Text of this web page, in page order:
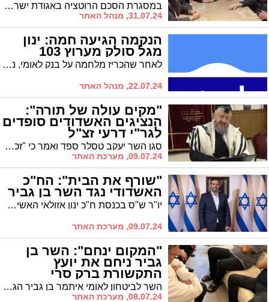
במסגרת הסכם הרוטציה באגודת ישראל שנחשף ב'אשדודס', בימים הקרובים צפוי נציג 'עץ' במועצת העיר ר' יונה שטרנפלד להתפטר לטובת נציג חסידות ויזניץ-מרכז ר' פישל ויזל. גורמים באגו"י ל'אשדודס': "המהלך מצוי כבר בשלב החתימות"
31.07.24, מנהל האתר
הנקמה הגיעה חמה: ינון
מגל סולק מערוץ 103
לאחר שהכריז מלחמה על בנק לאומי, נראה שהנקמה הגיעה מהר: איש התקשורת הפופולרי ינון מגל הושעה מתוכניתו ברשת 103. בבנק מכחישים: "הבנק לא פנה לאיש"
22.07.24, מנהל האתר
"מקים עולה של תורה":
הנציגים האשדודים סופדים
לגר"י דרעי זצ"ל
סגן השר יעקב טסלר ספד ואמר כי "זכה רבי יהודה זצ״ל להקים עיר על תילה ולגדל בה תורה, חינוך והלכה במשך שנים רבות". סגן ראש העיר אבי אמסלם ספד: "גאון ישראל מקים עולה של תורה וראב"ד העיר באר שבע"
09.07.24, מערכת האתר
"שורף את הבית": הח"כ
האשדודי נגד השר בן גביר
יו"ר ש"ס בכנסת ח"כ ינון אזולאי האשים הבוקר את השר בן גביר במשבר הקואליציוני וטען כי הוא מוביל לפירוק ממשלת הימין. "מדובר באדם לא אחראי עם רצון למוטט ממשלת ימין"
09.07.24, מערכת האתר
"המקום ינחם": השר בן
גביר ניחם את יועץ
התקשורת ברק סרי
השר לביטחון לאומי איתמר בן גביר הגיע אמש בחצות לילה לאשדוד לנחם ולחבק את חברו הקרוב איש התקשורת ברק סרי היושב שבעה על פטירת בתו יובל בטרם עת.
08.07.24, מערכת האתר